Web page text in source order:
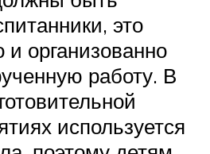
это
организованно
работу. В
используется